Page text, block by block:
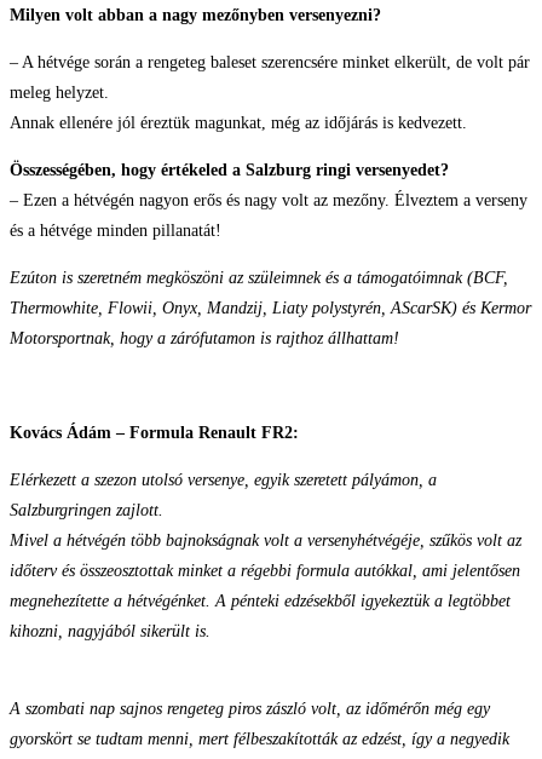
Milyen volt abban a nagy mezőnyben versenyezni?
– A hétvége során a rengeteg baleset szerencsére minket elkerült, de volt pár
meleg helyzet.
Annak ellenére jól éreztük magunkat, még az időjárás is kedvezett.
Összességében, hogy értékeled a Salzburg ringi versenyedet?
– Ezen a hétvégén nagyon erős és nagy volt az mezőny. Élveztem a verseny
és a hétvége minden pillanatát!
Ezúton is szeretném megköszöni az szüleimnek és a támogatóimnak (BCF,
Thermowhite, Flowii, Onyx, Mandzij, Liaty polystyrén, AScarSK) és Kermor
Motorsportnak, hogy a zárófutamon is rajthoz állhattam!
Kovács Ádám – Formula Renault FR2:
Elérkezett a szezon utolsó versenye, egyik szeretett pályámon, a
Salzburgringen zajlott.
Mivel a hétvégén több bajnokságnak volt a versenyhétvégéje, szűkös volt az
időterv és összeosztottak minket a régebbi formula autókkal, ami jelentősen
megnehezítette a hétvégénket. A pénteki edzésekből igyekeztük a legtöbbet
kihozni, nagyjából sikerült is.
A szombati nap sajnos rengeteg piros zászló volt, az időmérőn még egy
gyorskört se tudtam menni, mert félbeszakították az edzést, így a negyedik